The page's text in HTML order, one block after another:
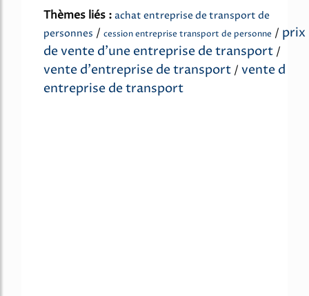
Thèmes liés : achat entreprise de transport de
personnes / cession entreprise transport de personne / prix
de vente d'une entreprise de transport /
vente d'entreprise de transport / vente d
entreprise de transport